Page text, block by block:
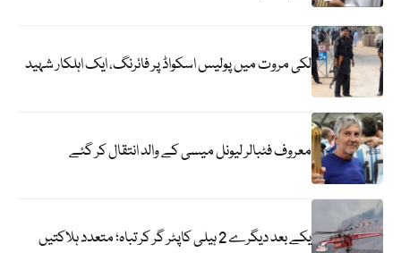
لکی مروت میں پولیس اسکواڈ پر فائرنگ، ایک اہلکار شہید
معروف فٹبالر لیونل میسی کے والد انتقال کر گئے
یکے بعد دیگرے 2 ہیلی کاپٹر گر کر تباہ؛ متعدد ہلاکتیں